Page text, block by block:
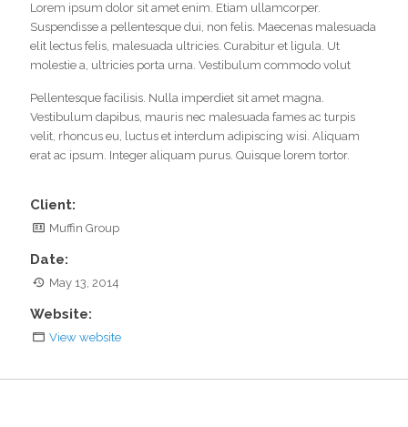
Lorem ipsum dolor sit amet enim. Etiam ullamcorper.
Suspendisse a pellentesque dui, non felis. Maecenas malesuada
elit lectus felis, malesuada ultricies. Curabitur et ligula. Ut
molestie a, ultricies porta urna. Vestibulum commodo volut
Pellentesque facilisis. Nulla imperdiet sit amet magna.
Vestibulum dapibus, mauris nec malesuada fames ac turpis
velit, rhoncus eu, luctus et interdum adipiscing wisi. Aliquam
erat ac ipsum. Integer aliquam purus. Quisque lorem tortor.
Client:
Muffin Group
Date:
May 13, 2014
Website:
View website